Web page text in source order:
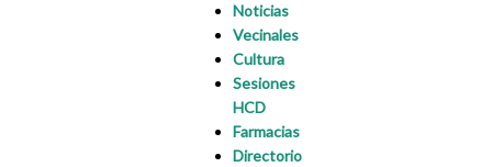
Noticias
Vecinales
Cultura
Sesiones
HCD
Farmacias
Directorio